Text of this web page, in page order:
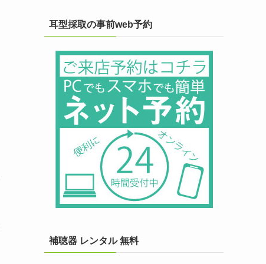
耳型採取の事前web予約
補聴器 レンタル 無料